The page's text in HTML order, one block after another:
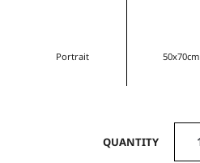
Portrait 50x70cm
QUANTITY